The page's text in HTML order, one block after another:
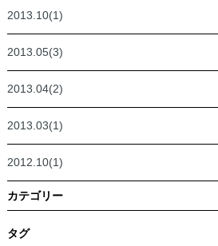
2013.10(1)
2013.05(3)
2013.04(2)
2013.03(1)
2012.10(1)
カテゴリー
タグ